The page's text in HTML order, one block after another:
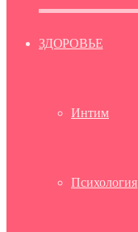
ЗДОРОВЬЕ
Интим
Психология